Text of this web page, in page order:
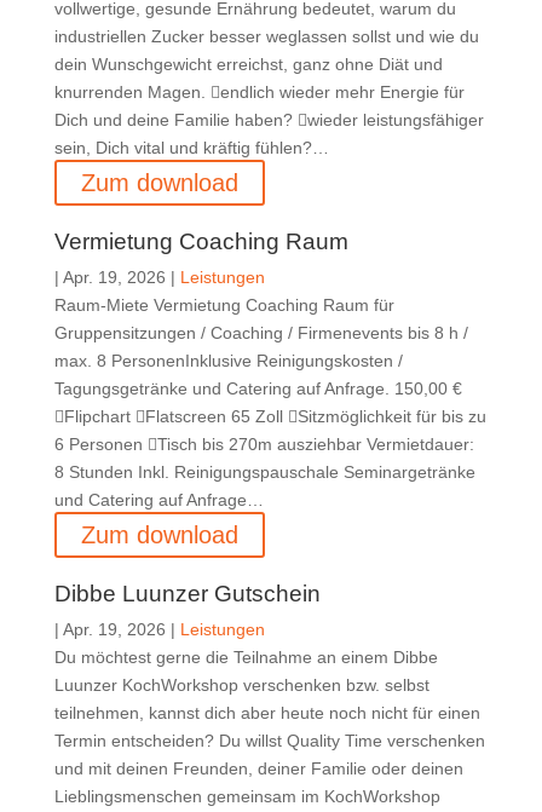
vollwertige, gesunde Ernährung bedeutet, warum du
industriellen Zucker besser weglassen sollst und wie du
dein Wunschgewicht erreichst, ganz ohne Diät und
knurrenden Magen. endlich wieder mehr Energie für
Dich und deine Familie haben? wieder leistungsfähiger
sein, Dich vital und kräftig fühlen?…
Zum download
Vermietung Coaching Raum
| Apr. 19, 2026 | Leistungen
Raum-Miete Vermietung Coaching Raum für
Gruppensitzungen / Coaching / Firmenevents bis 8 h /
max. 8 PersonenInklusive Reinigungskosten /
Tagungsgetränke und Catering auf Anfrage. 150,00 €
Flipchart Flatscreen 65 Zoll Sitzmöglichkeit für bis zu
6 Personen Tisch bis 270m ausziehbar Vermietdauer:
8 Stunden Inkl. Reinigungspauschale Seminargetränke
und Catering auf Anfrage…
Zum download
Dibbe Luunzer Gutschein
| Apr. 19, 2026 | Leistungen
Du möchtest gerne die Teilnahme an einem Dibbe
Luunzer KochWorkshop verschenken bzw. selbst
teilnehmen, kannst dich aber heute noch nicht für einen
Termin entscheiden? Du willst Quality Time verschenken
und mit deinen Freunden, deiner Familie oder deinen
Lieblingsmenschen gemeinsam im KochWorkshop